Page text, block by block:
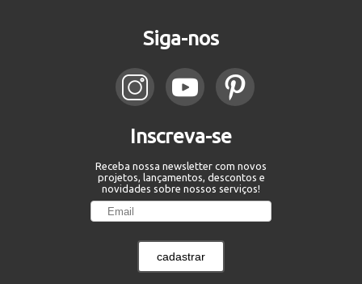
Siga-nos
Inscreva-se
Receba nossa newsletter com novos
projetos, lançamentos, descontos e
novidades sobre nossos serviços!
cadastrar